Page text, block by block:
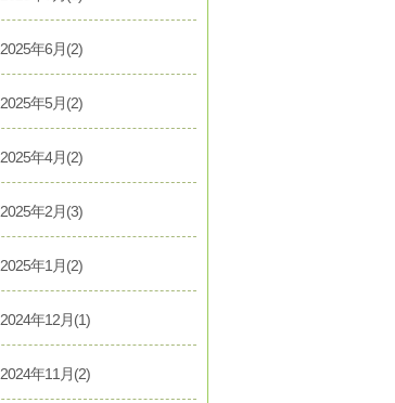
2025年6月(2)
2025年5月(2)
2025年4月(2)
2025年2月(3)
2025年1月(2)
2024年12月(1)
2024年11月(2)